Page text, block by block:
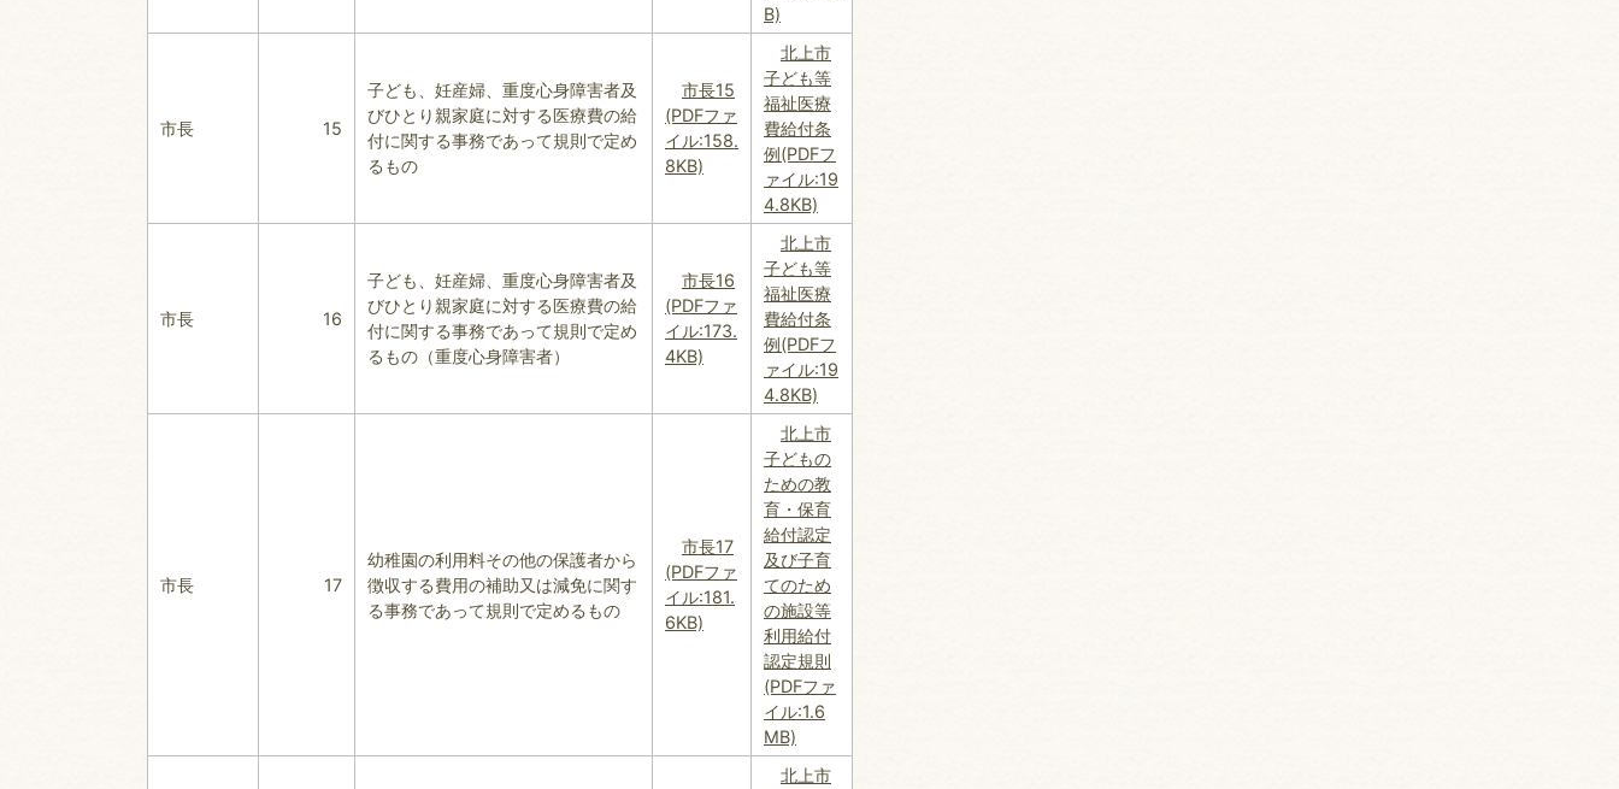
B)
市長 15
子ども、妊産婦、重度心身障害者及
びひとり親家庭に対する医療費の給
付に関する事務であって規則で定め
るもの
市長15
(PDFファ
イル:158.
8KB)
北上市
子ども等
福祉医療
費給付条
例(PDFフ
ァイル:19
4.8KB)
市長 16
子ども、妊産婦、重度心身障害者及
びひとり親家庭に対する医療費の給
付に関する事務であって規則で定め
るもの（重度心身障害者）
市長16
(PDFファ
イル:173.
4KB)
北上市
子ども等
福祉医療
費給付条
例(PDFフ
ァイル:19
4.8KB)
市長 17
幼稚園の利用料その他の保護者から
徴収する費用の補助又は減免に関す
る事務であって規則で定めるもの
市長17
(PDFファ
イル:181.
6KB)
北上市
子どもの
ための教
育・保育
給付認定
及び子育
てのため
の施設等
利用給付
認定規則
(PDFファ
イル:1.6
MB)
北上市